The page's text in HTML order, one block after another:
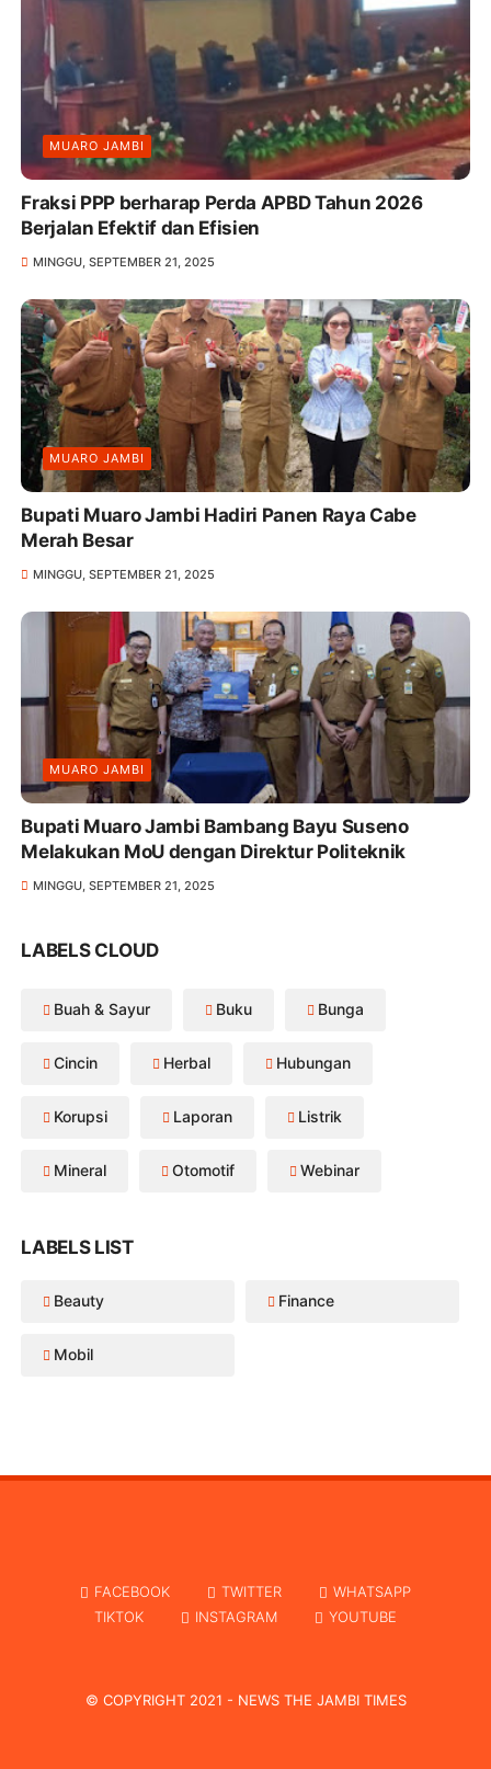
MUARO JAMBI
Fraksi PPP berharap Perda APBD Tahun 2026
Berjalan Efektif dan Efisien
MINGGU, SEPTEMBER 21, 2025
MUARO JAMBI
Bupati Muaro Jambi Hadiri Panen Raya Cabe
Merah Besar
MINGGU, SEPTEMBER 21, 2025
MUARO JAMBI
Bupati Muaro Jambi Bambang Bayu Suseno
Melakukan MoU dengan Direktur Politeknik
MINGGU, SEPTEMBER 21, 2025
LABELS CLOUD
Buah & Sayur Buku Bunga
Cincin Herbal Hubungan
Korupsi Laporan Listrik
Mineral Otomotif Webinar
LABELS LIST
Beauty Finance
Mobil
FACEBOOK TWITTER
WHATSAPP
TIKTOK
INSTAGRAM YOUTUBE
© COPYRIGHT 2021 - NEWS THE JAMBI TIMES